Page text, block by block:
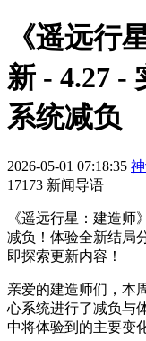
《遥远行
新 - 4.27 -
系统减负
2026-05-01 07:18:35
17173 新闻导语
《遥远行星：建造师
减负！体验全新结局
即探索更新内容！
亲爱的建造师们，本
心系统进行了减负与
中将体验到的主要变